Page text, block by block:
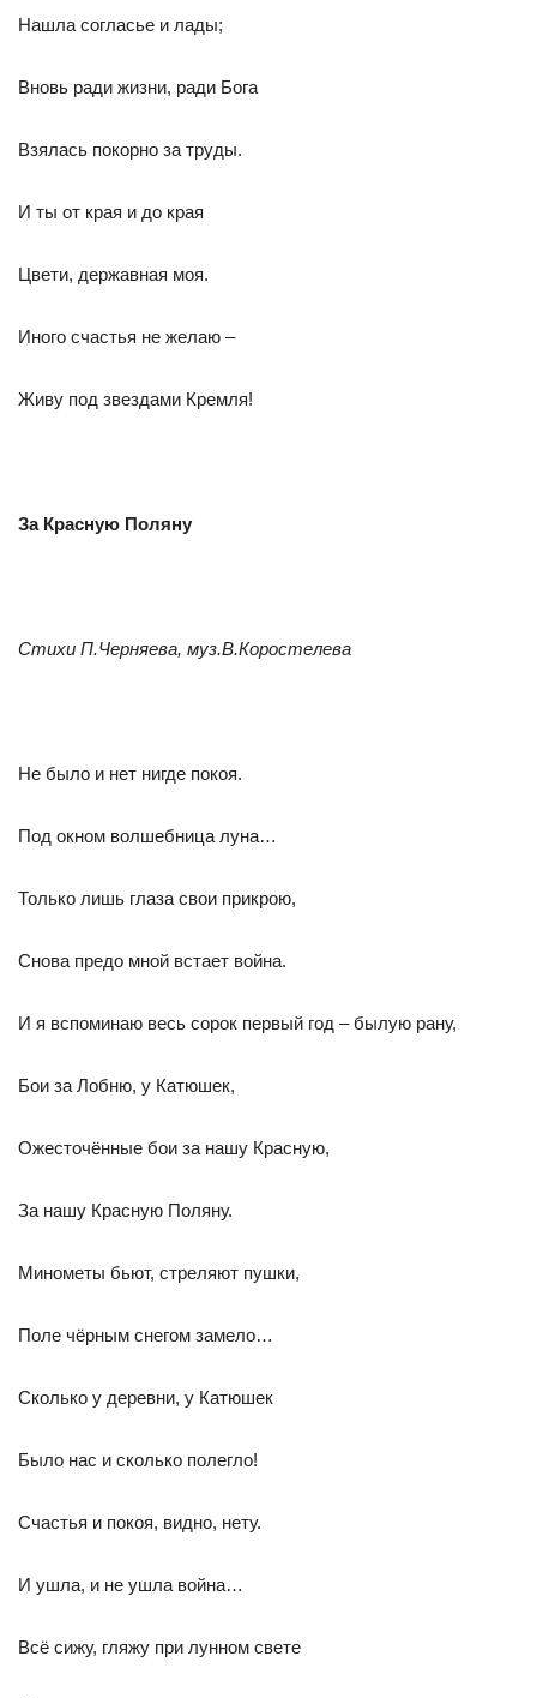
Нашла согласье и лады;
Вновь ради жизни, ради Бога
Взялась покорно за труды.
И ты от края и до края
Цвети, державная моя.
Иного счастья не желаю –
Живу под звездами Кремля!
За Красную Поляну
Стихи П.Черняева, муз.В.Коростелева
Не было и нет нигде покоя.
Под окном волшебница луна…
Только лишь глаза свои прикрою,
Снова предо мной встает война.
И я вспоминаю весь сорок первый год – былую рану,
Бои за Лобню, у Катюшек,
Ожесточённые бои за нашу Красную,
За нашу Красную Поляну.
Минометы бьют, стреляют пушки,
Поле чёрным снегом замело…
Сколько у деревни, у Катюшек
Было нас и сколько полегло!
Счастья и покоя, видно, нету.
И ушла, и не ушла война…
Всё сижу, гляжу при лунном свете